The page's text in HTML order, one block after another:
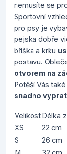
nemusíte se
Sportovní
pro psy je
pejska dobře
bříška a krku
postavu.
otvorem na
Potěší Vás
snadno vyprat
VelikostDélka
XS
22 cm
S
26 cm
M
32 cm